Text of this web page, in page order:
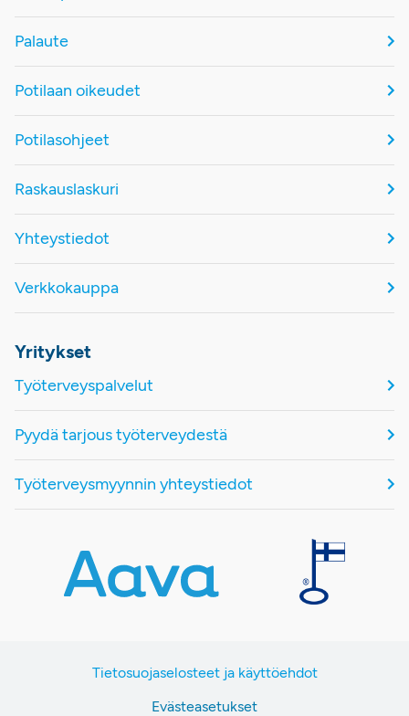
Palaute
Potilaan oikeudet
Potilasohjeet
Raskauslaskuri
Yhteystiedot
Verkkokauppa
Yritykset
Työterveyspalvelut
Pyydä tarjous työterveydestä
Työterveysmyynnin yhteystiedot
Tietosuojaselosteet ja käyttöehdot
Evästeasetukset